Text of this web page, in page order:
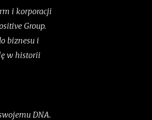
i korporacji
Group.
biznesu i
w historii
DNA.